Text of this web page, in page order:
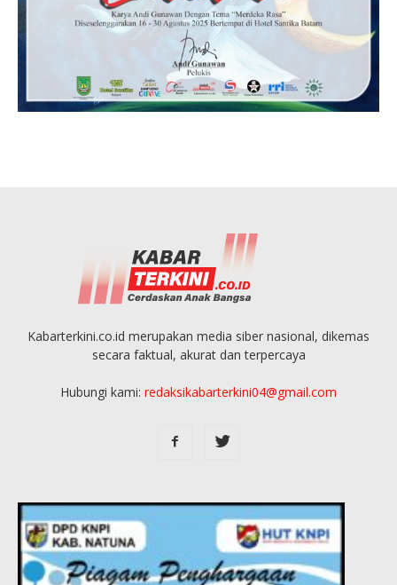
Kabarterkini.co.id merupakan media siber nasional, dikemas
secara faktual, akurat dan terpercaya
Hubungi kami: redaksikabarterkini04@gmail.com